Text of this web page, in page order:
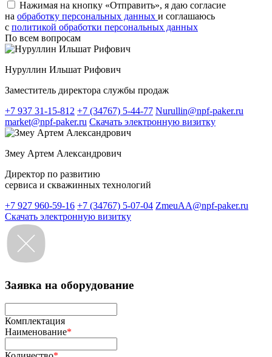
Нажимая на кнопку «Отправить», я даю согласие
на обработку персональных данных и соглашаюсь
c политикой обработки персональных данных
По всем вопросам
Нуруллин Ильшат Рифович
Заместитель директора службы продаж
+7 937 31-15-812 +7 (34767) 5-44-77 Nurullin@npf-paker.ru
market@npf-paker.ru Скачать электронную визитку
Змеу Артем Александрович
Директор по развитию
сервиса и скважинных технологий
+7 927 960-59-16 +7 (34767) 5-07-04 ZmeuAA@npf-paker.ru
Скачать электронную визитку
Заявка на оборудование
Комплектация
Наименование*